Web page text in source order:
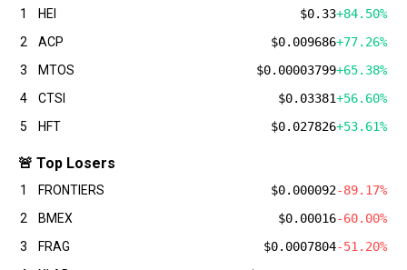
1 HEI $0.33+84.50%
2
ACP $0.009686+77.26%
3
MTOS $0.00003799+65.38%
4
CTSI $0.03381+56.60%
5
HFT $0.027826+53.61%
🚨 Top Losers
1 FRONTIERS $0.000092-89.17%
2
BMEX $0.00016-60.00%
3
FRAG $0.0007804-51.20%